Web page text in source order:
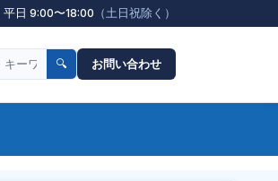
平日 9:00〜18:00 （土日祝除く）
🔍 お問い合わせ